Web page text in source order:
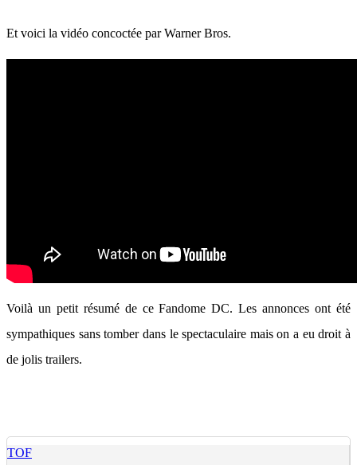
Et voici la vidéo concoctée par Warner Bros.
Voilà un petit résumé de ce Fandome DC. Les annonces ont été
sympathiques sans tomber dans le spectaculaire mais on a eu droit à
de jolis trailers.
TOF